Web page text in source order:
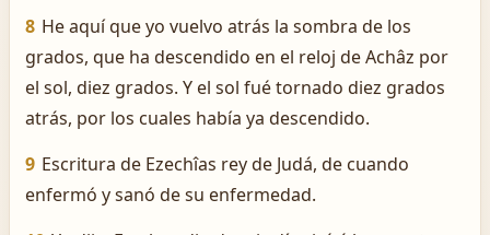
8 He aquí que yo vuelvo atrás la sombra de los
grados, que ha descendido en el reloj de Achâz por
el sol, diez grados. Y el sol fué tornado diez grados
atrás, por los cuales había ya descendido.
9 Escritura de Ezechîas rey de Judá, de cuando
enfermó y sanó de su enfermedad.